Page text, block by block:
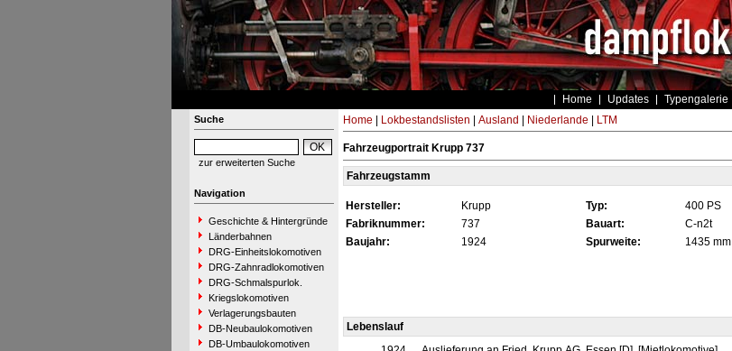
Home Updates Typengalerie
Suche
zur erweiterten Suche
Navigation
Geschichte & Hintergründe
Länderbahnen
DRG-Einheitslokomotiven
DRG-Zahnradlokomotiven
DRG-Schmalspurlok.
Kriegslokomotiven
Verlagerungsbauten
DB-Neubaulokomotiven
DB-Umbaulokomotiven
Home Lokbestandslisten Ausland Niederlande LTM
Fahrzeugportrait Krupp 737
Fahrzeugstamm
Hersteller: Krupp Typ: 400 PS
Fabriknummer:
737 Bauart: C-n2t
Baujahr:
1924 Spurweite: 1435 mm
Lebenslauf